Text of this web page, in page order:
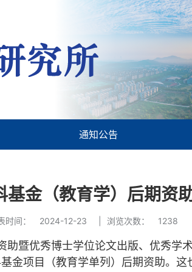
通知公告
金（教育学）后期资
时间： 2024-12-23 浏览次数： 1238
暨优秀博士学位论文出版、优秀学
金项目（教育学单列）后期资助。